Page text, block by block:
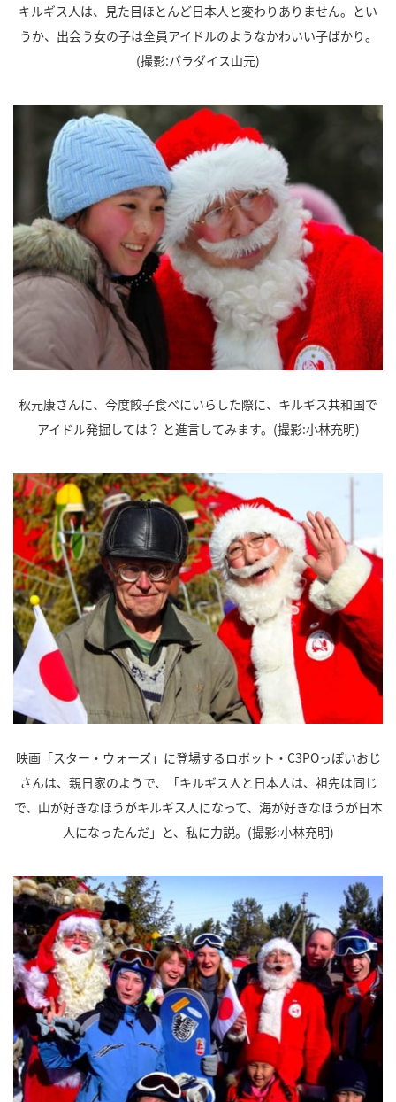
キルギス人は、見た目ほとんど日本人と変わりありません。とい
うか、出会う女の子は全員アイドルのようなかわいい子ばかり。
(撮影:パラダイス山元)
秋元康さんに、今度餃子食べにいらした際に、キルギス共和国で
アイドル発掘しては？ と進言してみます。(撮影:小林充明)
映画「スター・ウォーズ」に登場するロボット・C3POっぽいおじ
さんは、親日家のようで、「キルギス人と日本人は、祖先は同じ
で、山が好きなほうがキルギス人になって、海が好きなほうが日本
人になったんだ」と、私に力説。(撮影:小林充明)